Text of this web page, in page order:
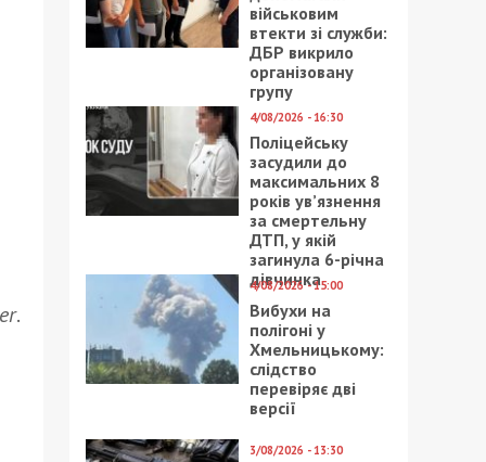
.
військовим
втекти зі служби:
ДБР викрило
організовану
групу
4/08/2026 - 16:30
Поліцейську
засудили до
максимальних 8
років ув’язнення
за смертельну
ДТП, у якій
загинула 6-річна
дівчинка
4/08/2026 - 15:00
Вибухи на
полігоні у
Хмельницькому:
слідство
перевіряє дві
версії
3/08/2026 - 13:30